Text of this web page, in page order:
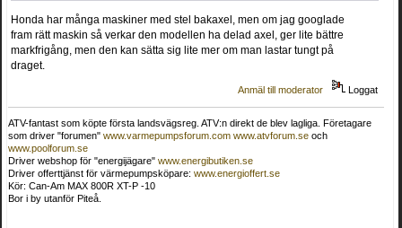
Honda har många maskiner med stel bakaxel, men om jag googlade
fram rätt maskin så verkar den modellen ha delad axel, ger lite bättre
markfrigång, men den kan sätta sig lite mer om man lastar tungt på
draget.
Anmäl till moderator Loggat
ATV-fantast som köpte första landsvägsreg. ATV:n direkt de blev lagliga. Företagare
som driver "forumen" www.varmepumpsforum.com www.atvforum.se och
www.poolforum.se
Driver webshop för "energijägare" www.energibutiken.se
Driver offerttjänst för värmepumpsköpare: www.energioffert.se
Kör: Can-Am MAX 800R XT-P -10
Bor i by utanför Piteå.